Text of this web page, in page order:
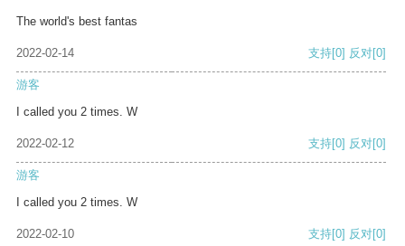
The world's best fantas
2022-02-14 支持[0] 反对[0]
游客
I called you 2 times. W
2022-02-12 支持[0] 反对[0]
游客
I called you 2 times. W
2022-02-10 支持[0] 反对[0]